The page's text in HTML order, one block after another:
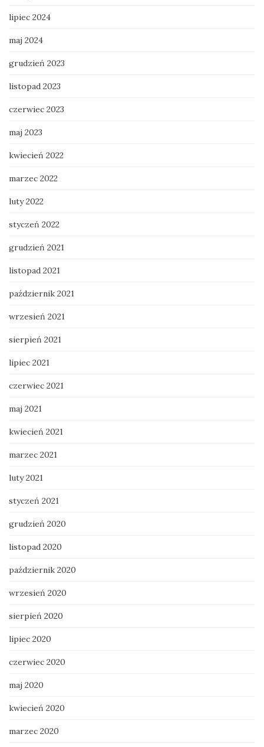
lipiec 2024
maj 2024
grudzień 2023
listopad 2023
czerwiec 2023
maj 2023
kwiecień 2022
marzec 2022
luty 2022
styczeń 2022
grudzień 2021
listopad 2021
październik 2021
wrzesień 2021
sierpień 2021
lipiec 2021
czerwiec 2021
maj 2021
kwiecień 2021
marzec 2021
luty 2021
styczeń 2021
grudzień 2020
listopad 2020
październik 2020
wrzesień 2020
sierpień 2020
lipiec 2020
czerwiec 2020
maj 2020
kwiecień 2020
marzec 2020